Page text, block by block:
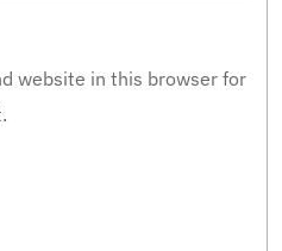
website in this browser for